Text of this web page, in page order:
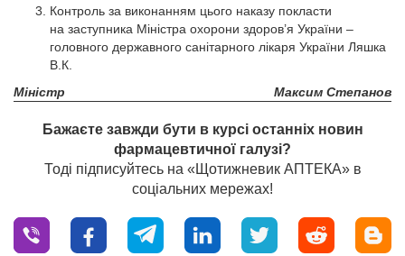
Контроль за виконанням цього наказу покласти
на заступника Міністра охорони здоров’я України –
головного державного санітарного лікаря України Ляшка
В.К.
Міністр
Максим Степанов
Бажаєте завжди бути в курсі останніх новин
фармацевтичної галузі?
Тоді підписуйтесь на «Щотижневик АПТЕКА» в
соціальних мережах!